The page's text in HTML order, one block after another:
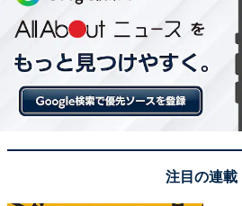
注目の連載